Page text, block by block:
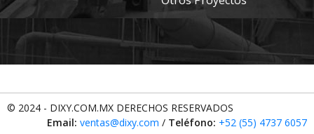
© 2024 - DIXY.COM.MX DERECHOS RESERVADOS
Email: ventas@dixy.com / Teléfono: +52 (55) 4737 6057